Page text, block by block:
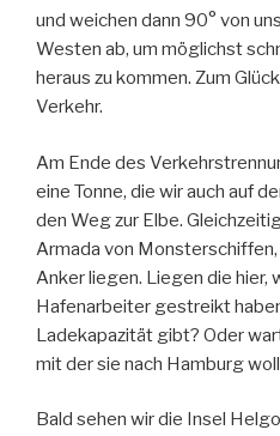
und weichen dann 90° von
Westen ab, um möglichst
heraus zu kommen. Zum
Verkehr.
Am Ende des
eine Tonne, die wir auch auf
den Weg zur Elbe.
Armada von
Anker liegen. Liegen die hier,
Hafenarbeiter gestreikt
Ladekapazität gibt? Oder
mit der sie nach Hamburg
Bald sehen wir die Insel